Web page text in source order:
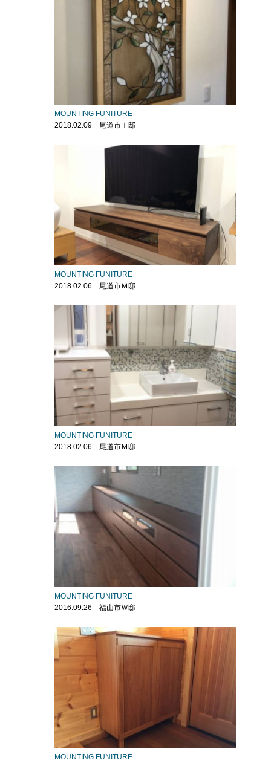
MOUNTING FUNITURE
2018.02.09 尾道市Ｉ邸
MOUNTING FUNITURE
2018.02.06 尾道市Ｍ邸
MOUNTING FUNITURE
2018.02.06 尾道市Ｍ邸
MOUNTING FUNITURE
2016.09.26 福山市Ｗ邸
MOUNTING FUNITURE